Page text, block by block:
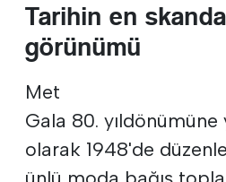
Tarihin en
görünümü
Met
Gala 80. yıldönümüne
olarak 1948'de